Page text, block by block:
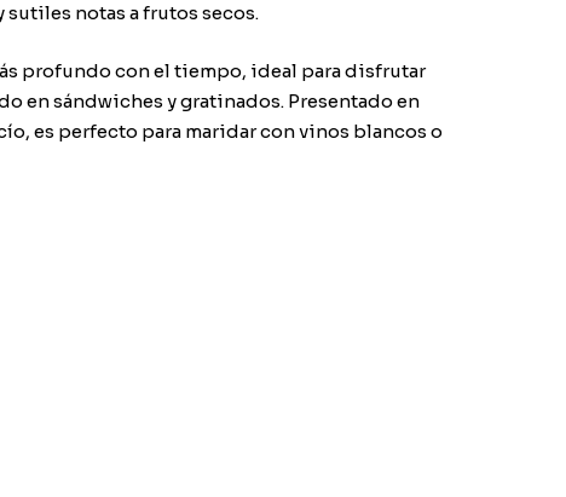
sutiles notas a frutos secos.
profundo con el tiempo, ideal para disfrutar
en sándwiches y gratinados. Presentado en
es perfecto para maridar con vinos blancos o